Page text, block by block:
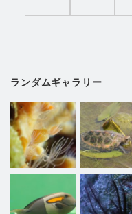
ランダムギャラリー